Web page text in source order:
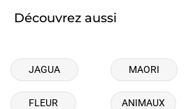
Découvrez aussi
JAGUA MAORI
FLEUR ANIMAUX